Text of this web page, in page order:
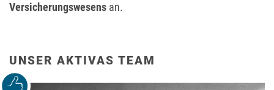
Versicherungswesens an.
UNSER AKTIVAS TEAM